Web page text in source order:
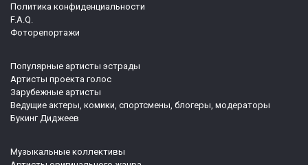
Политика конфиденциальности
F.A.Q.
Фоторепортажи
Популярные артисты эстрады
Артисты проекта голос
Зарубежные артисты
Ведущие актеры, комики, спортсмены, блогеры, модераторы
Букинг Диджеев
Музыкальные коллективы